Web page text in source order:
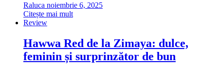
Raluca noiembrie 6, 2025
Citește mai mult
Review
Hawwa Red de la Zimaya: dulce,
feminin și surprinzător de bun